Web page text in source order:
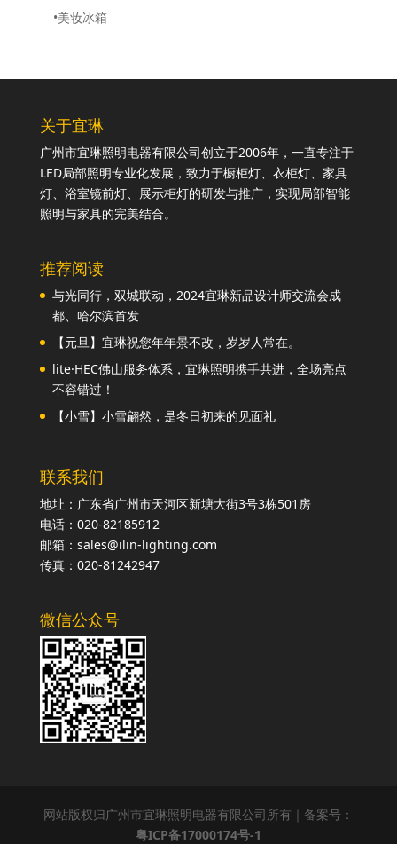
•美妆冰箱
关于宜琳
广州市宜琳照明电器有限公司创立于2006年，一直专注于
LED局部照明专业化发展，致力于橱柜灯、衣柜灯、家具
灯、浴室镜前灯、展示柜灯的研发与推广，实现局部智能
照明与家具的完美结合。
推荐阅读
与光同行，双城联动，2024宜琳新品设计师交流会成
都、哈尔滨首发
【元旦】宜琳祝您年年景不改，岁岁人常在。
lite·HEC佛山服务体系，宜琳照明携手共进，全场亮点
不容错过！
【小雪】小雪翩然，是冬日初来的见面礼
联系我们
地址：广东省广州市天河区新塘大街3号3栋501房
电话：020-82185912
邮箱：sales@ilin-lighting.com
传真：020-81242947
微信公众号
网站版权归广州市宜琳照明电器有限公司所有｜备案号：
粤ICP备17000174号-1